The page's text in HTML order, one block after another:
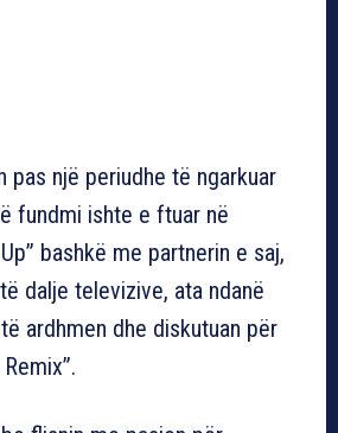
pas një periudhe të ngarkuar
fundmi ishte e ftuar në
bashkë me partnerin e saj,
dalje televizive, ata ndanë
ardhmen dhe diskutuan për